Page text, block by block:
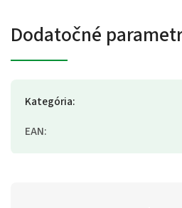
Dodatočné
Kategória:
EAN: